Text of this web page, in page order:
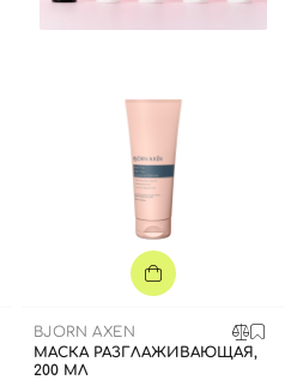
BJORN AXEN
МАСКА РАЗГЛАЖИВАЮЩАЯ,
200 МЛ